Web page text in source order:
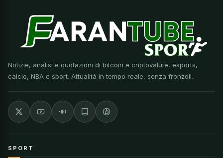
Notizie, analisi e quotazioni di bitcoin e criptovalute, esports,
calcio, NBA e sport. Attualità in tempo reale, senza fronzoli.
SPORT